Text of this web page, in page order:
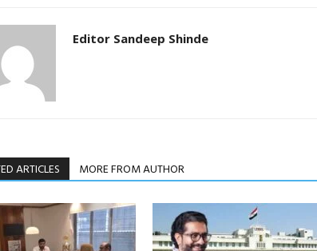
Editor Sandeep Shinde
ARTICLES MORE FROM AUTHOR